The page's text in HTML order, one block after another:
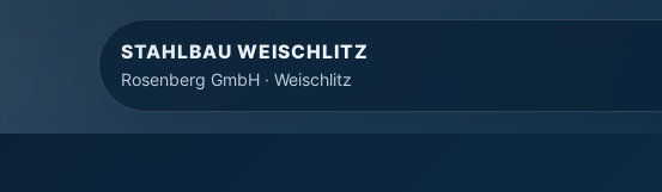
STAHLBAU WEISCHLITZ
Rosenberg GmbH · Weischlitz